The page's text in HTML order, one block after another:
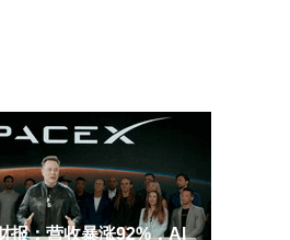
报：营收暴涨92%，AI